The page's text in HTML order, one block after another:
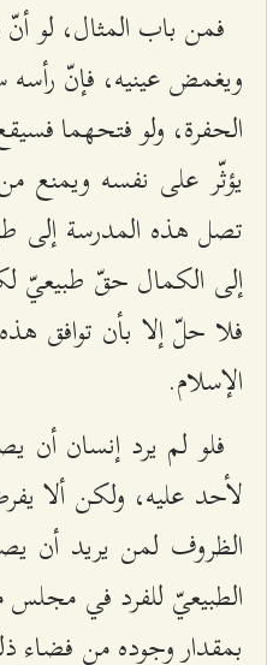
فمن باب المثال، لو أنّ
ويغمض عينيه، فإنّ
الحفرة، ولو فتحهما
يؤثّر على نفسه ويمنع
تصل هذه المدرسة إلى
إلى الكمال حقّ طبيعيّ
فلا حلّ إلا بأن توافق
الإسلام.
فلو لم يرد إنسان أن
لأحد عليه، ولكن ألا
الظروف لمن يريد أن
الطبيعيّ للفرد في
بمقدار وجوده من فضاء